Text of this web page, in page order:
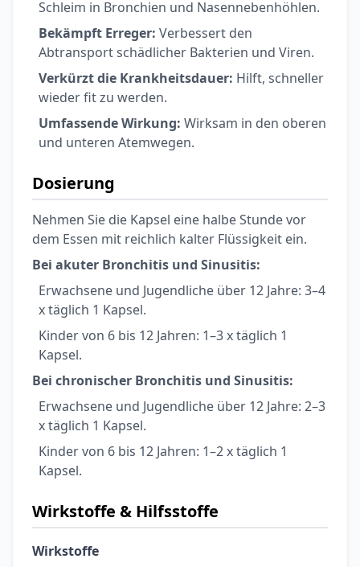
Schleim in Bronchien und Nasennebenhöhlen.
Bekämpft Erreger: Verbessert den
Abtransport schädlicher Bakterien und Viren.
Verkürzt die Krankheitsdauer: Hilft, schneller
wieder fit zu werden.
Umfassende Wirkung: Wirksam in den oberen
und unteren Atemwegen.
Dosierung
Nehmen Sie die Kapsel eine halbe Stunde vor
dem Essen mit reichlich kalter Flüssigkeit ein.
Bei akuter Bronchitis und Sinusitis:
Erwachsene und Jugendliche über 12 Jahre: 3–4
x täglich 1 Kapsel.
Kinder von 6 bis 12 Jahren: 1–3 x täglich 1
Kapsel.
Bei chronischer Bronchitis und Sinusitis:
Erwachsene und Jugendliche über 12 Jahre: 2–3
x täglich 1 Kapsel.
Kinder von 6 bis 12 Jahren: 1–2 x täglich 1
Kapsel.
Wirkstoffe & Hilfsstoffe
Wirkstoffe